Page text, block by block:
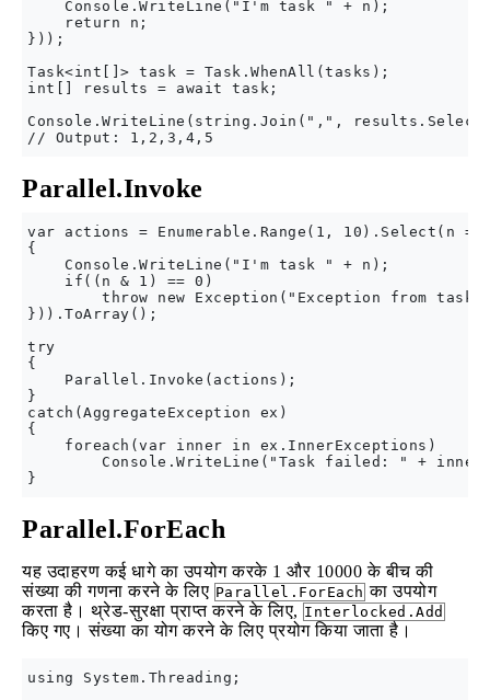
    Console.WriteLine("I'm task " + n);
    return n;
}));
Task<int[]> task = Task.WhenAll(tasks);
int[] results = await task;
Console.WriteLine(string.Join(",",
Parallel.Invoke
var actions = Enumerable.Range(1, 10).Select(n
{
    Console.WriteLine("I'm task " + n);
    if((n & 1) == 0)
throw new Exception("Exception from task
})).ToArray();
try
{
    Parallel.Invoke(actions);
}
catch(AggregateException ex)
{
    foreach(var inner in ex.InnerExceptions)
Console.WriteLine("Task failed: " +
Parallel.ForEach
यह उदाहरण कई धागे का उपयोग करके 1 और 10000 के बीच की
संख्या की गणना करने के लिए Parallel.ForEach का उपयोग
करता है। थ्रेड-सुरक्षा प्राप्त करने के लिए, Interlocked.Add
किए गए। संख्या का योग करने के लिए प्रयोग किया जाता है।
using System.Threading;